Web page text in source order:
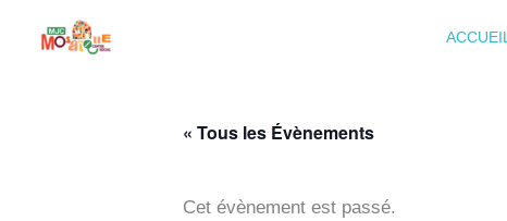
ACCUEIL
« Tous les Évènements
Cet évènement est passé.